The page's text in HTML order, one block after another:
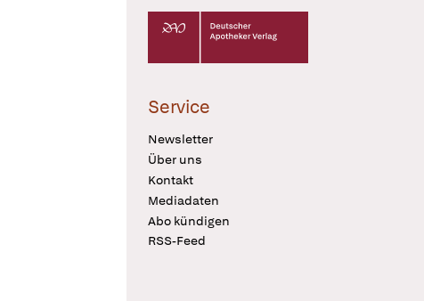
Deutscher Apotheker Verlag Logo
Service
Newsletter
Über uns
Kontakt
Mediadaten
Abo kündigen
RSS-Feed